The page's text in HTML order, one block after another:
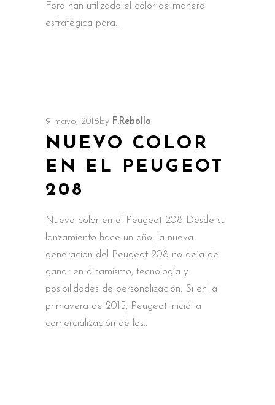
Ford han utilizado el color de manera
estratégica para
9 mayo, 2016by F.Rebollo
NUEVO COLOR
EN EL PEUGEOT
208
Nuevo color en el Peugeot 208 Desde su
lanzamiento hace un año, la nueva
generación del Peugeot 208 no deja de
ganar en dinamismo, tecnología y
posibilidades de personalización. Si en la
primavera de 2015, Peugeot inició la
comercialización de los